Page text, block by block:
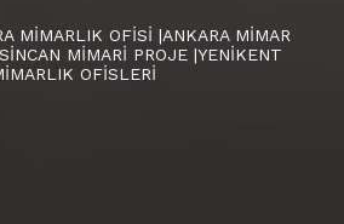
MİMARLIK OFİSİ |ANKARA MİMAR
MİMARİ PROJE |YENİKENT
OFİSLERİ